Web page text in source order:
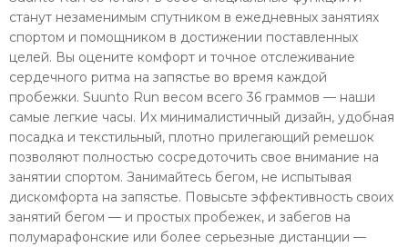
станут незаменимым спутником в ежедневных занятиях
спортом и помощником в достижении поставленных
целей. Вы оцените комфорт и точное отслеживание
сердечного ритма на запястье во время каждой
пробежки. Suunto Run весом всего 36 граммов — наши
самые легкие часы. Их минималистичный дизайн, удобная
посадка и текстильный, плотно прилегающий ремешок
позволяют полностью сосредоточить свое внимание на
занятии спортом. Занимайтесь бегом, не испытывая
дискомфорта на запястье. Повысьте эффективность своих
занятий бегом — и простых пробежек, и забегов на
полумарафонские или более серьезные дистанции —